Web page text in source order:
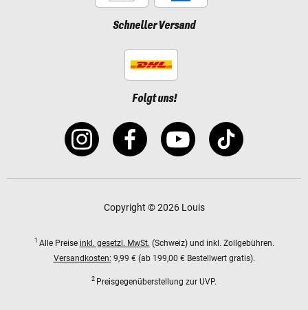
Schneller Versand
Folgt uns!
Copyright © 2026 Louis
1 Alle Preise inkl. gesetzl. MwSt. (Schweiz) und inkl. Zollgebühren.
Versandkosten: 9,99 € (ab 199,00 € Bestellwert gratis).
2 Preisgegenüberstellung zur UVP.